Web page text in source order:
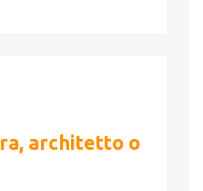
architetto o